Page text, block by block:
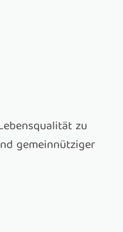
zu
gemeinnütziger